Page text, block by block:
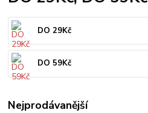
DO 29Kč
DO 59Kč
Nejprodávanější